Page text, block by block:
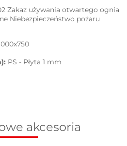
Zakaz używania otwartego ognia
Niebezpieczeństwo pożaru
PS - Płyta 1 mm
akcesoria